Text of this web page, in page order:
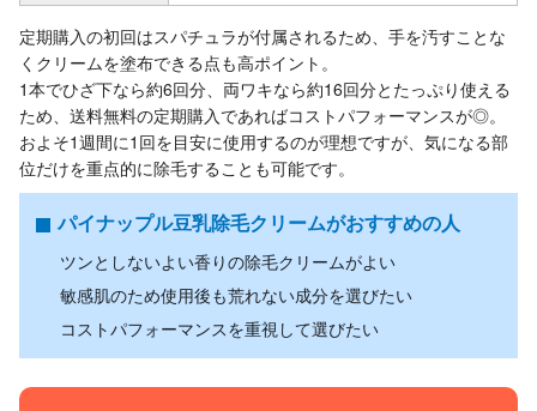
定期購入の初回はスパチュラが付属されるため、手を汚すことな
くクリームを塗布できる点も高ポイント。
1本でひざ下なら約6回分、両ワキなら約16回分とたっぷり使える
ため、送料無料の定期購入であればコストパフォーマンスが◎。
およそ1週間に1回を目安に使用するのが理想ですが、気になる部
位だけを重点的に除毛することも可能です。
パイナップル豆乳除毛クリームがおすすめの人
ツンとしないよい香りの除毛クリームがよい
敏感肌のため使用後も荒れない成分を選びたい
コストパフォーマンスを重視して選びたい